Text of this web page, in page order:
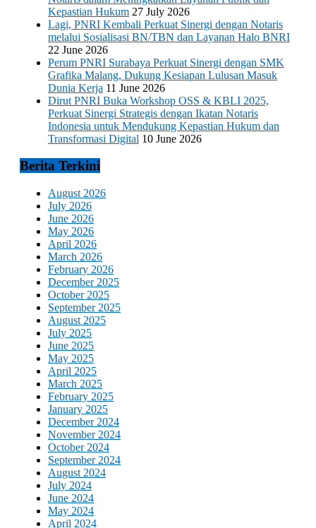
Kepastian Hukum 27 July 2026
Lagi, PNRI Kembali Perkuat Sinergi dengan Notaris
melalui Sosialisasi BN/TBN dan Layanan Halo BNRI
22 June 2026
Perum PNRI Surabaya Perkuat Sinergi dengan SMK
Grafika Malang, Dukung Kesiapan Lulusan Masuk
Dunia Kerja 11 June 2026
Dirut PNRI Buka Workshop OSS & KBLI 2025,
Perkuat Sinergi Strategis dengan Ikatan Notaris
Indonesia untuk Mendukung Kepastian Hukum dan
Transformasi Digital 10 June 2026
Berita Terkini
August 2026
July 2026
June 2026
May 2026
April 2026
March 2026
February 2026
December 2025
October 2025
September 2025
August 2025
July 2025
June 2025
May 2025
April 2025
March 2025
February 2025
January 2025
December 2024
November 2024
October 2024
September 2024
August 2024
July 2024
June 2024
May 2024
April 2024